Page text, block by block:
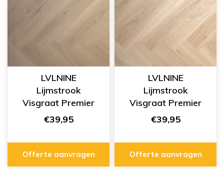
LVLNINE
Lijmstrook
Visgraat Premier
Urban Calm
€39,95
Offerte aanvragen
LVLNINE
Lijmstrook
Visgraat Premier
Morning Light
€39,95
Offerte aanvragen